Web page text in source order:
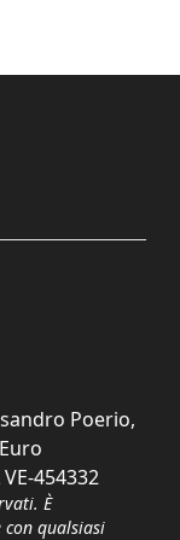
Poerio,
454332
È
qualsiasi